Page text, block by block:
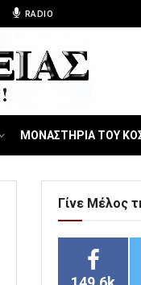
RADIO
ΜΟΝΑΣΤΗΡΙΑ ΤΟΥ
Γίνε Μέλος